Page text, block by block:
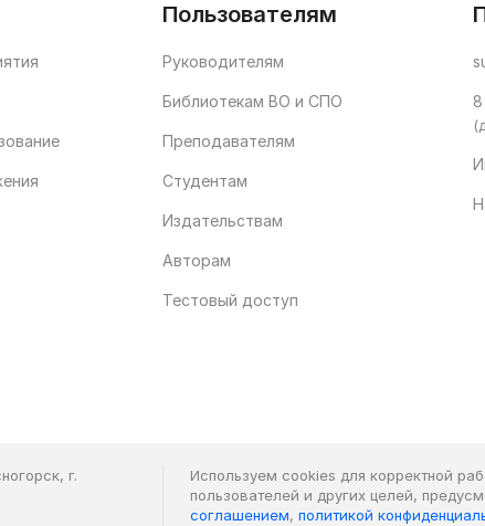
Пользователям
Руководителям
Библиотекам ВО и СПО
Преподавателям
Студентам
Издательствам
Авторам
Тестовый доступ
г.
Используем cookies для корректной
пользователей и других целей,
соглашением, политикой